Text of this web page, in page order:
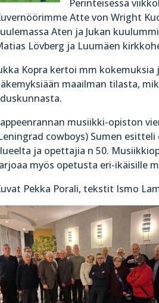
Perinteisessä
Atte von Wright
Aten ja Jukan
Lövberg ja Luumäen
Kopra kertoi mm
maailman tilasta,
musiikki-opiston
cowboys) Sumen
ja opettajia n 50.
myös opetusta eri-ikäisille
Pekka Porali, tekstit Ismo